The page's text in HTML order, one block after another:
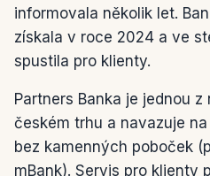
informovala několik let.
získala v roce 2024 a ve
spustila pro klienty.
Partners Banka je jednou
českém trhu a navazuje
bez kamenných poboček
mBank). Servis pro klienty